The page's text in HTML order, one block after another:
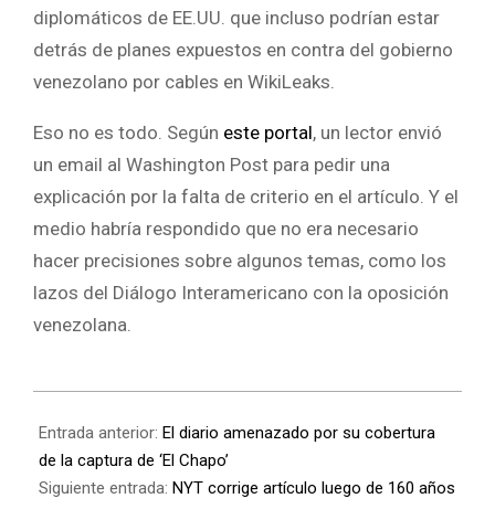
diplomáticos de EE.UU. que incluso podrían estar
detrás de planes expuestos en contra del gobierno
venezolano por cables en WikiLeaks.
Eso no es todo. Según este portal, un lector envió
un email al Washington Post para pedir una
explicación por la falta de criterio en el artículo. Y el
medio habría respondido que no era necesario
hacer precisiones sobre algunos temas, como los
lazos del Diálogo Interamericano con la oposición
venezolana.
Entrada anterior: El diario amenazado por su cobertura
de la captura de ‘El Chapo’
Siguiente entrada: NYT corrige artículo luego de 160 años